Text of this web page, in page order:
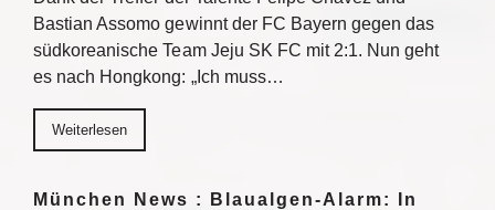
Bastian Assomo gewinnt der FC Bayern gegen das
südkoreanische Team Jeju SK FC mit 2:1. Nun geht
es nach Hongkong: „Ich muss…
Weiterlesen
München News : Blaualgen-Alarm: In